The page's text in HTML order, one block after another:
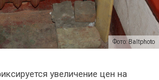
Фото: Baltphoto
увеличение цен на